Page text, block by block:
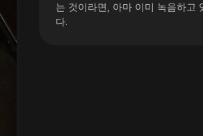
는 것이라면, 아마 이미 녹음하고
다.